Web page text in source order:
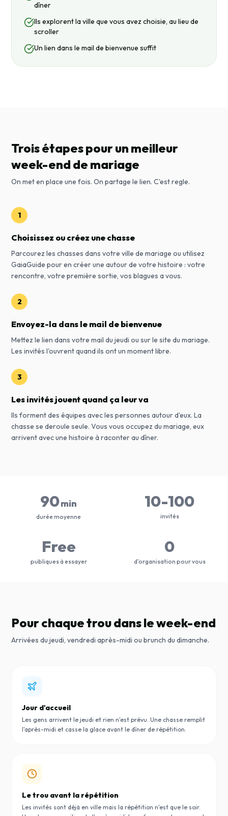
dîner
Ils explorent la ville que vous avez choisie, au lieu de
scroller
Un lien dans le mail de bienvenue suffit
Trois étapes pour un meilleur
week-end de mariage
On met en place une fois. On partage le lien. C'est regle.
1
Choisissez ou créez une chasse
Parcourez les chasses dans votre ville de mariage ou utilisez
GaiaGuide pour en créer une autour de votre histoire : votre
rencontre, votre première sortie, vos blagues a vous.
2
Envoyez-la dans le mail de bienvenue
Mettez le lien dans votre mail du jeudi ou sur le site du mariage.
Les invités l'ouvrent quand ils ont un moment libre.
3
Les invités jouent quand ça leur va
Ils forment des équipes avec les personnes autour d'eux. La
chasse se deroule seule. Vous vous occupez du mariage, eux
arrivent avec une histoire à raconter au dîner.
90min
durée moyenne
10-100
invités
Free
publiques à essayer
0
d'organisation pour vous
Pour chaque trou dans le week-end
Arrivées du jeudi, vendredi après-midi ou brunch du dimanche.
Jour d'accueil
Les gens arrivent le jeudi et rien n'est prévu. Une chasse remplit
l'après-midi et casse la glace avant le dîner de répétition.
Le trou avant la répétition
Les invités sont déjà en ville mais la répétition n'est que le soir.